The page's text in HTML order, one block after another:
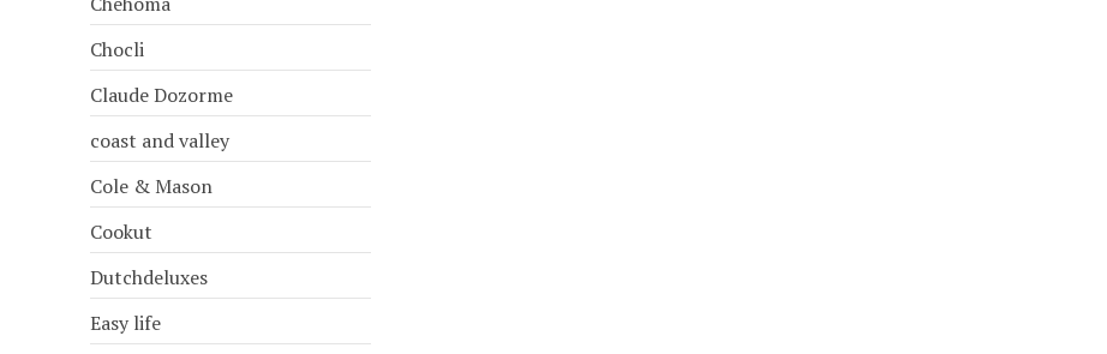
Chocli
Claude Dozorme
coast and valley
Cole & Mason
Cookut
Dutchdeluxes
Easy life